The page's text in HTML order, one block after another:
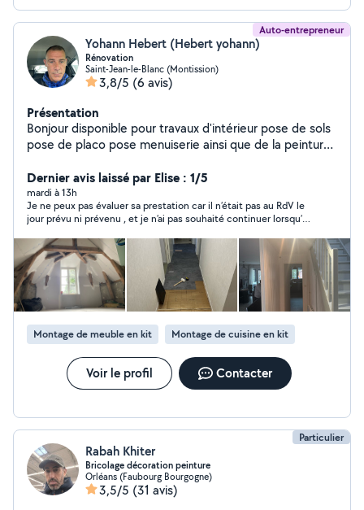
Auto-entrepreneur
Yohann Hebert (Hebert yohann)
Rénovation
Saint-Jean-le-Blanc (Montission)
3,8/5 (6 avis)
Présentation
Bonjour disponible pour travaux d'intérieur pose de sols
pose de placo pose menuiserie ainsi que de la peinture
Dernier avis laissé par Elise : 1/5
mardi à 13h
Je ne peux pas évaluer sa prestation car il n’était pas au RdV le
jour prévu ni prévenu , et je n’ai pas souhaité continuer lorsqu’il
Montage de meuble en kit Montage de cuisine en kit
Voir le profil Contacter
Particulier
Rabah Khiter
Bricolage décoration peinture
Orléans (Faubourg Bourgogne)
3,5/5 (31 avis)